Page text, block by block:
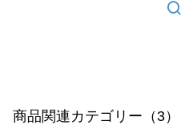
商品関連カテゴリー（3）